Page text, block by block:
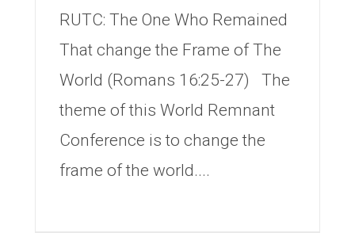
RUTC: The One Who Remained
That change the Frame of The
World (Romans 16:25-27) The
theme of this World Remnant
Conference is to change the
frame of the world....